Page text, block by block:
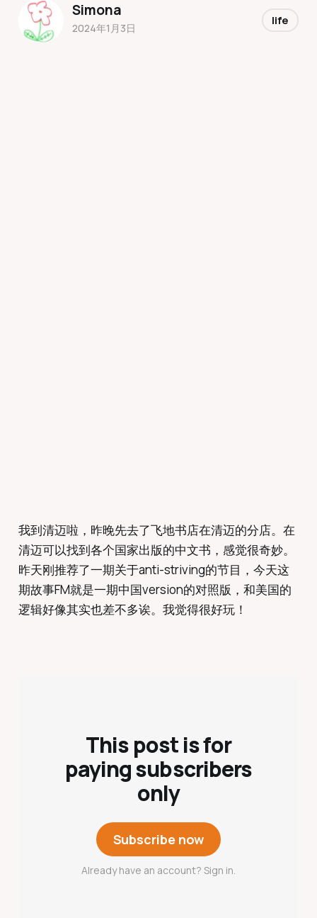
我到清迈啦，昨晚先去了飞地书店在清迈的分店。在
清迈可以找到各个国家出版的中文书，感觉很奇妙。
昨天刚推荐了一期关于anti-striving的节目，今天这
期故事FM就是一期中国version的对照版，和美国的
逻辑好像其实也差不多诶。我觉得很好玩！
This post is for
paying subscribers
only
Subscribe now
Already have an account? Sign in.
Simona
2024年1月3日
life